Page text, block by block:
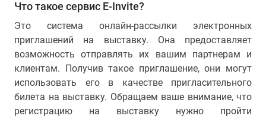
Что такое сервис E-Invite?
Это система онлайн-рассылки электронных
приглашений на выставку. Она предоставляет
возможность отправлять их вашим партнерам и
клиентам. Получив такое приглашение, они могут
использовать его в качестве пригласительного
билета на выставку. Обращаем ваше внимание, что
регистрацию на выставку нужно пройти